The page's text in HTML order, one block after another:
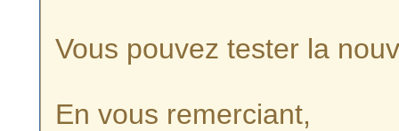
Vous pouvez tester la
En vous remerciant,